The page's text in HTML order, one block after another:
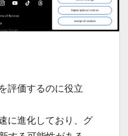
評価するのに役立
に進化しており、グ